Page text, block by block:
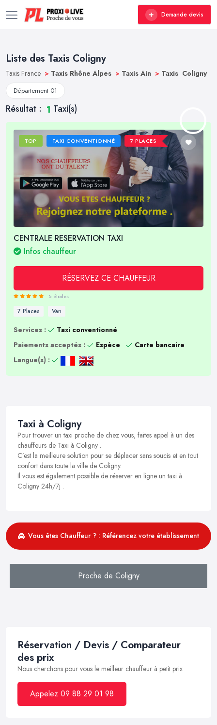
Demande devis
Liste des Taxis Coligny
Taxis France > Taxis Rhône Alpes > Taxis Ain > Taxis Coligny
Département 01
Résultat : 1 Taxi(s)
TOP TAXI CONVENTIONNÉ 7 PLACES
CENTRALE RESERVATION TAXI
Infos chauffeur
RÉSERVEZ CE CHAUFFEUR
5 étoiles
7 Places Van
Services :
Taxi conventionné
Paiements acceptés :
Espèce
Carte bancaire
Langue(s) :
Taxi à Coligny
Pour trouver un taxi proche de chez vous, faites appel à un des
chauffeurs de Taxi à Coligny .
C’est la meilleure solution pour se déplacer sans soucis et en tout
confort dans toute la ville de Coligny.
Il vous est également possible de réserver en ligne un taxi à
Coligny 24h/7j .
Vous êtes Chauffeur ? : Référencez votre établissement
Proche de Coligny
Réservation / Devis / Comparateur
des prix
Nous cherchons pour vous le meilleur chauffeur à petit prix
Appelez 09 88 29 01 98